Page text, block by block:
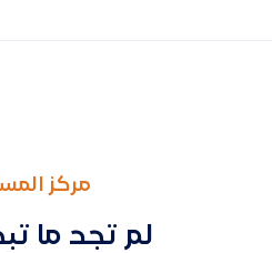
مركز
لم تجد ما